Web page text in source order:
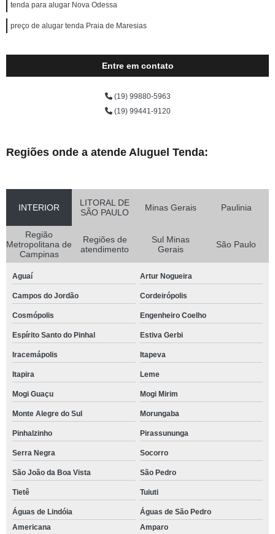
tenda para alugar Nova Odessa
preço de alugar tenda Praia de Maresias
Entre em contato
(19) 99880-5963
(19) 99441-9120
Regiões onde a atende Aluguel Tenda:
INTERIOR
LITORAL DE
SÃO PAULO
Minas Gerais Paulinia
Região
Metropolitana de
Campinas
Regiões de
atendimento
Sul Minas
Gerais
São Paulo
Aguaí Artur Nogueira
Campos do Jordão Cordeirópolis
Cosmópolis Engenheiro Coelho
Espírito Santo do Pinhal Estiva Gerbi
Iracemápolis Itapeva
Itapira Leme
Mogi Guaçu Mogi Mirim
Monte Alegre do Sul Morungaba
Pinhalzinho Pirassununga
Serra Negra Socorro
São João da Boa Vista São Pedro
Tietê Tuiuti
Águas de Lindóia
Águas de São Pedro
Americana
Amparo